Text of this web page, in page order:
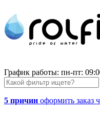
График работы: пн-пт:
5 причин оформить заказ